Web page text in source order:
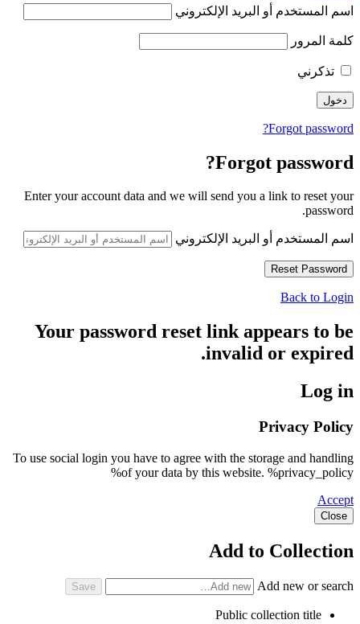
اسم المستخدم أو البريد الإلكتروني
كلمة المرور
تذكرني
Forgot password?
Forgot password?
Enter your account data and we will send you a link to reset your
password.
اسم المستخدم أو البريد الإلكتروني
Back to Login
Your password reset link appears to be
invalid or expired.
Log in
Privacy Policy
To use social login you have to agree with the storage and handling
of your data by this website. %privacy_policy%
Accept
Close
Add to Collection
Add new or search
Public collection title